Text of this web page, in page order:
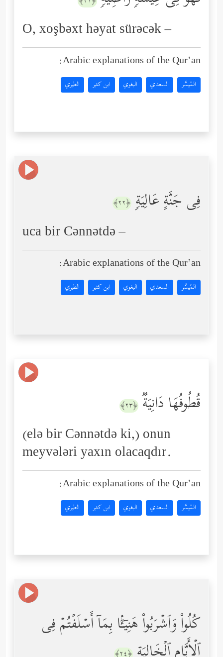
O, xoşbəxt həyat sürəcək –
Arabic explanations of the Qur’an:
المُيسَّر السعدي البغوي ابن كثير الطبري
فِی جَنَّةٍ عَالِیَةࣲ ﴿٢٢﴾
uca bir Cənnətdə –
Arabic explanations of the Qur’an:
المُيسَّر السعدي البغوي ابن كثير الطبري
قُطُوفُهَا دَانِیَةࣱ ﴿٢٣﴾
(elə bir Cənnətdə ki,) onun
meyvələri yaxın olacaqdır.
Arabic explanations of the Qur’an:
المُيسَّر السعدي البغوي ابن كثير الطبري
كُلُواْ وَٱشۡرَبُواْ هَنِیۤـَٔۢا بِمَاۤ أَسۡلَفۡتُمۡ فِی
﴿٢٤﴾